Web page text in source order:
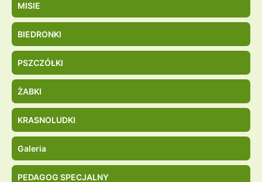
MISIE
BIEDRONKI
PSZCZÓŁKI
ŻABKI
KRASNOLUDKI
Galeria
PEDAGOG SPECJALNY